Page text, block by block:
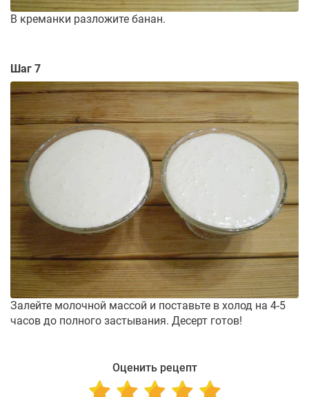
В креманки разложите банан.
Шаг 7
Залейте молочной массой и поставьте в холод на 4-5
часов до полного застывания. Десерт готов!
Оценить рецепт